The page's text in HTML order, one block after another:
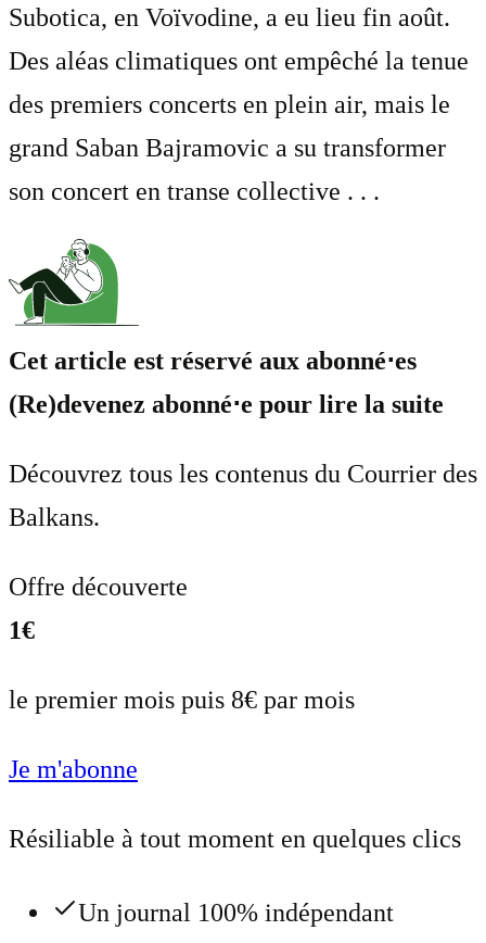
Subotica, en Voïvodine, a eu lieu fin août.
Des aléas climatiques ont empêché la tenue
des premiers concerts en plein air, mais le
grand Saban Bajramovic a su transformer
son concert en transe collective . . .
Cet article est réservé aux abonné⋅es
(Re)devenez abonné⋅e pour lire la suite
Découvrez tous les contenus du Courrier des
Balkans.
Offre découverte
1€
le premier mois puis 8€ par mois
Je m'abonne
Résiliable à tout moment en quelques clics
Un journal 100% indépendant